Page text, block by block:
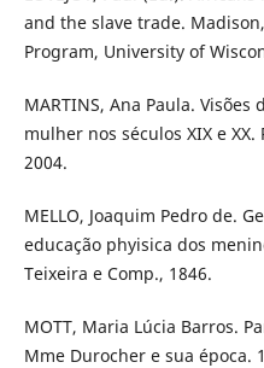
and the slave trade.
Program, University of
MARTINS, Ana Paula.
mulher nos séculos XIX e
2004.
MELLO, Joaquim Pedro de.
educação phyisica dos
Teixeira e Comp., 1846.
MOTT, Maria Lúcia Barros.
Mme Durocher e sua época.